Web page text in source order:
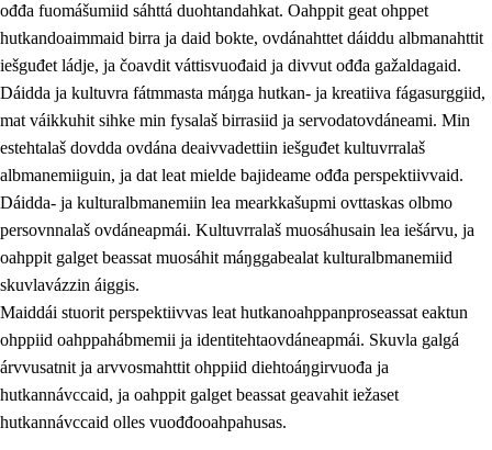
ođđa fuomášumiid sáhttá duohtandahkat. Oahppit geat ohppet
hutkandoaimmaid birra ja daid bokte, ovdánahttet dáiddu albmanahttit
iešguđet ládje, ja čoavdit váttisvuođaid ja divvut ođđa gažaldagaid.
Dáidda ja kultuvra fátmmasta máŋga hutkan- ja kreatiiva fágasurggiid,
mat váikkuhit sihke min fysalaš birrasiid ja servodatovdáneami. Min
estehtalaš dovdda ovdána deaivvadettiin iešguđet kultuvrralaš
albmanemiiguin, ja dat leat mielde bajideame ođđa perspektiivvaid.
Dáidda- ja kulturalbmanemiin lea mearkkašupmi ovttaskas olbmo
persovnnalaš ovdáneapmái. Kultuvrralaš muosáhusain lea iešárvu, ja
oahppit galget beassat muosáhit máŋggabealat kulturalbmanemiid
skuvlavázzin áiggis.
Maiddái stuorit perspektiivvas leat hutkanoahppanproseassat eaktun
ohppiid oahppahábmemii ja identitehtaovdáneapmái. Skuvla galgá
árvvusatnit ja arvvosmahttit ohppiid diehtoáŋgirvuođa ja
hutkannávccaid, ja oahppit galget beassat geavahit iežaset
hutkannávccaid olles vuođđooahpahusas.